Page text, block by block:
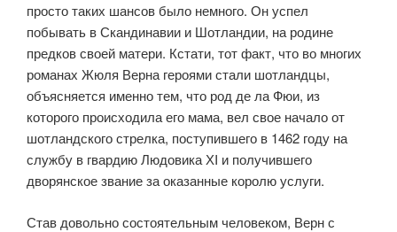
просто таких шансов было немного. Он успел
побывать в Скандинавии и Шотландии, на родине
предков своей матери. Кстати, тот факт, что во многих
романах Жюля Верна героями стали шотландцы,
объясняется именно тем, что род де ла Фюи, из
которого происходила его мама, вел свое начало от
шотландского стрелка, поступившего в 1462 году на
службу в гвардию Людовика ХI и получившего
дворянское звание за оказанные королю услуги.
Став довольно состоятельным человеком, Верн с